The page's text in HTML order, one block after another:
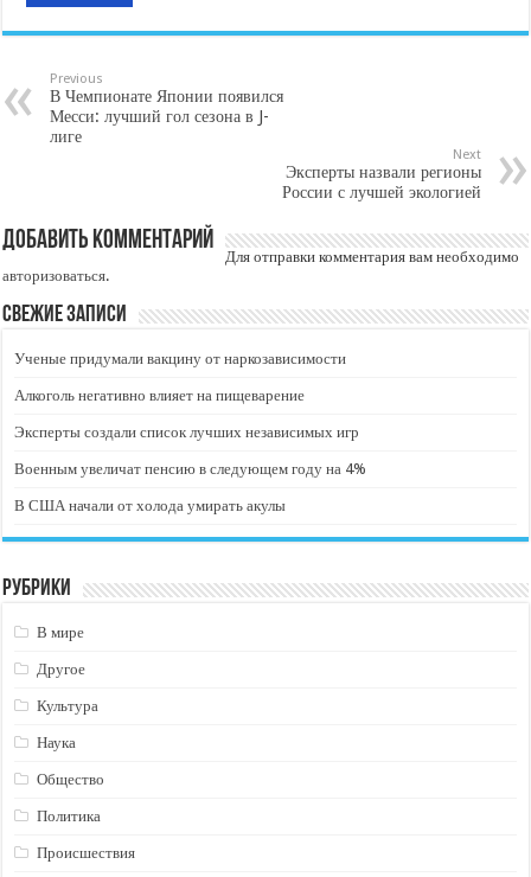
Previous
В Чемпионате Японии появился
Месси: лучший гол сезона в J-
лиге
Next
Эксперты назвали регионы
России с лучшей экологией
Добавить комментарий
Для отправки комментария вам необходимо
авторизоваться.
Свежие записи
Ученые придумали вакцину от наркозависимости
Алкоголь негативно влияет на пищеварение
Эксперты создали список лучших независимых игр
Военным увеличат пенсию в следующем году на 4%
В США начали от холода умирать акулы
Рубрики
В мире
Другое
Культура
Наука
Общество
Политика
Происшествия